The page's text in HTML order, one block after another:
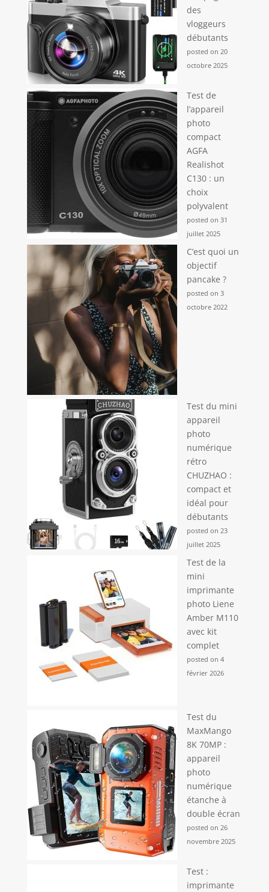
des
vloggeurs
débutants
posted on 20
octobre 2025
Test de
l’appareil
photo
compact
AGFA
Realishot
C130 : un
choix
polyvalent
posted on 31
juillet 2025
C’est quoi un
objectif
pancake ?
posted on 3
octobre 2022
Test du mini
appareil
photo
numérique
rétro
CHUZHAO :
compact et
idéal pour
débutants
posted on 23
juillet 2025
Test de la
mini
imprimante
photo Liene
Amber M110
avec kit
complet
posted on 4
février 2026
Test du
MaxMango
8K 70MP :
appareil
photo
numérique
étanche à
double écran
posted on 26
novembre 2025
Test :
imprimante